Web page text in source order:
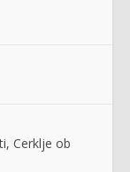
Cerklje ob